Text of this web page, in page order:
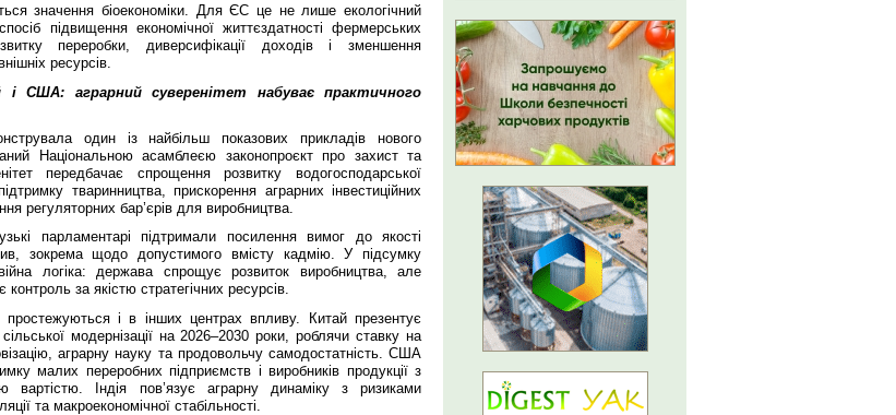
значення біоекономіки. Для ЄС це не лише екологічний
підвищення економічної життєздатності фермерських
переробки, диверсифікації доходів і зменшення
ресурсів.
і США: аграрний суверенітет набуває практичного
один із найбільш показових прикладів нового
Національною асамблеєю законопроєкт про захист та
передбачає спрощення розвитку водогосподарської
тваринництва, прискорення аграрних інвестиційних
регуляторних бар’єрів для виробництва.
парламентарі підтримали посилення вимог до якості
зокрема щодо допустимого вмісту кадмію. У підсумку
логіка: держава спрощує розвиток виробництва, але
за якістю стратегічних ресурсів.
простежуються і в інших центрах впливу. Китай презентує
модернізації на 2026–2030 роки, роблячи ставку на
аграрну науку та продовольчу самодостатність. США
малих переробних підприємств і виробників продукції з
вартістю. Індія пов’язує аграрну динаміку з ризиками
та макроекономічної стабільності.